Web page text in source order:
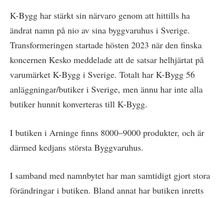
K-Bygg har stärkt sin närvaro genom att hittills ha
ändrat namn på nio av sina byggvaruhus i Sverige.
Transformeringen startade hösten 2023 när den finska
koncernen Kesko meddelade att de satsar helhjärtat på
varumärket K-Bygg i Sverige. Totalt har K-Bygg 56
anläggningar/butiker i Sverige, men ännu har inte alla
butiker hunnit konverteras till K-Bygg.
I butiken i Arninge finns 8000–9000 produkter, och är
därmed kedjans största Byggvaruhus.
I samband med namnbytet har man samtidigt gjort stora
förändringar i butiken. Bland annat har butiken inretts